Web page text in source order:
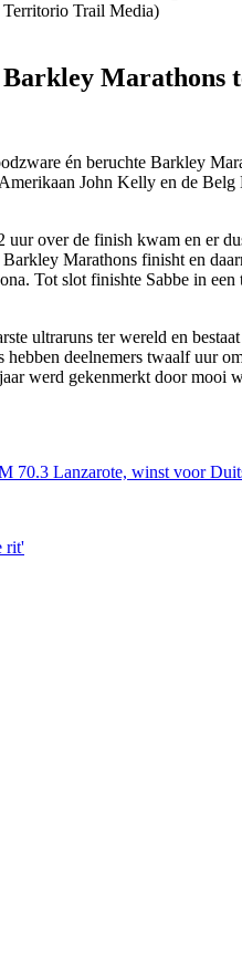
Trail Media)
Marathons
én beruchte Barkley
John Kelly en de
uur over de finish kwam en er
Marathons finisht en
Tot slot finishte Sabbe in een
ultraruns ter wereld en
deelnemers twaalf uur
werd gekenmerkt door mooi
70.3 Lanzarote, winst voor
rit'